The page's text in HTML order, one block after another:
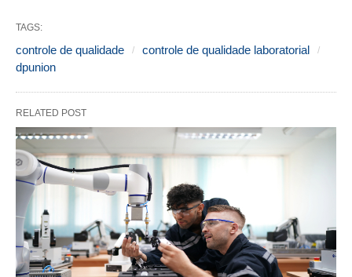
TAGS:
controle de qualidade
controle de qualidade laboratorial
dpunion
RELATED POST